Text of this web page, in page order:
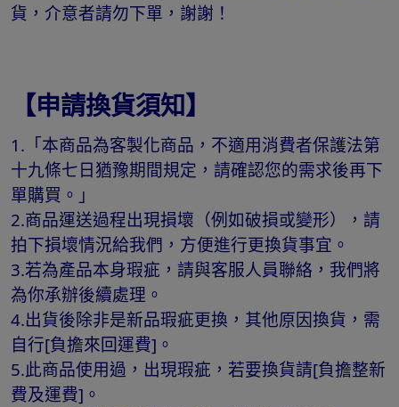
貨，介意者請勿下單，謝謝！
【申請換貨須知】
1.「本商品為客製化商品，不適用消費者保護法第
十九條七日猶豫期間規定，請確認您的需求後再下
單購買。」
2.商品運送過程出現損壞（例如破損或變形），請
拍下損壞情況給我們，方便進行更換貨事宜。
3.若為產品本身瑕疵，請與客服人員聯絡，我們將
為你承辦後續處理。
4.出貨後除非是新品瑕疵更換，其他原因換貨，需
自行[負擔來回運費]。
5.此商品使用過，出現瑕疵，若要換貨請[負擔整新
費及運費]。